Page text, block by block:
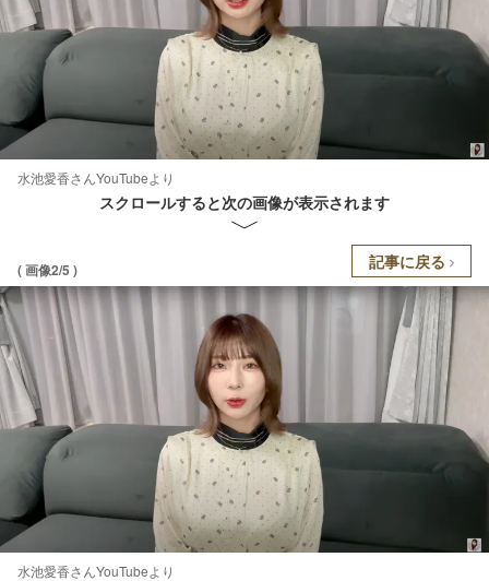
水池愛香さんYouTubeより
スクロールすると次の画像が表示されます
( 画像2/5 ) 記事に戻る
水池愛香さんYouTubeより